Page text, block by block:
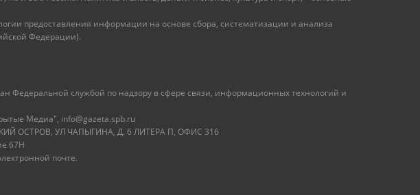
предоставления информации на основе сбора, систематизации и анализа
Федерации).
Федеральной службой по надзору в сфере связи, информационных технологий и
Медиа", info@gazeta.spb.ru
ОСТРОВ, УЛ ЧАПЫГИНА, Д. 6 ЛИТЕРА П, ОФИС 316
67Н
почте.